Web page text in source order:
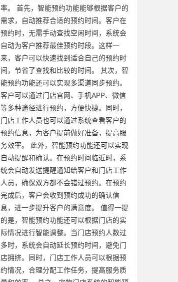
率。 首先，智能预约功能能够根据客户的
需求，自动推荐合适的预约时间。客户在
预约时，无需手动查找空闲时间，系统会
自动为客户推荐最佳预约时段。这样一
来，客户可以快速找到适合自己的预约时
间，节省了查找和比较的时间。 其次，智
能预约功能还可以实现多渠道同步预约。
客户可以通过门店官网、手机APP、微信
等多种途径进行预约，方便快捷。同时，
门店工作人员也可以通过系统查看客户的
预约信息，为客户提前做好准备，提高服
务效率。 此外，智能预约功能还可以实现
自动提醒和确认。在预约时间临近时，系
统会自动发送提醒通知给客户和门店工作
人员，确保双方都不会错过预约。在预约
完成后，客户会收到预约成功的确认信
息，进一步提升客户的满意度。 值得一提
的是，智能预约功能还可以根据门店的实
际情况进行智能调整。当门店预约人数过
多时，系统会自动延长预约时间，避免门
店拥挤。同时，门店工作人员可以根据预
约情况，合理分配工作任务，提高服务质